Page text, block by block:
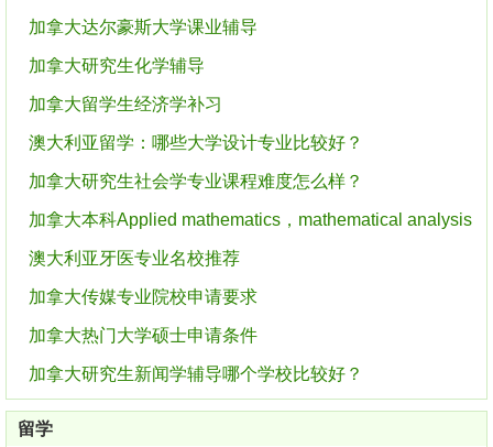
加拿大达尔豪斯大学课业辅导
加拿大研究生化学辅导
加拿大留学生经济学补习
澳大利亚留学：哪些大学设计专业比较好？
加拿大研究生社会学专业课程难度怎么样？
加拿大本科Applied mathematics，mathematical analysis
澳大利亚牙医专业名校推荐
加拿大传媒专业院校申请要求
加拿大热门大学硕士申请条件
加拿大研究生新闻学辅导哪个学校比较好？
留学